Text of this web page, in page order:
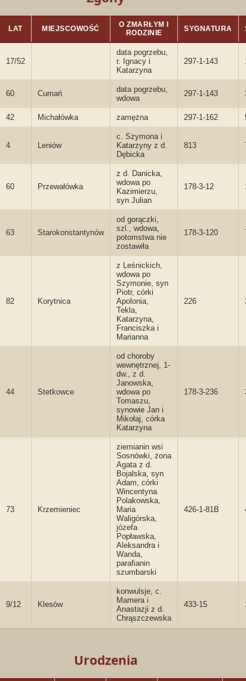
LAT MIEJSCOWOŚĆ
O ZMARŁYM I
RODZINIE
SYGNATURA
17/52
data pogrzebu,
r. Ignacy i
Katarzyna
297-1-143
60 Cumań
data pogrzebu,
wdowa
297-1-143
42 Michałówka zamężna 297-1-162
4 Leniów
c. Szymona i
Katarzyny z d.
Dębicka
813
60 Przewałówka
z d. Danicka,
wdowa po
Kazimierzu,
syn Julian
178-3-12
63 Starokonstantynów
od gorączki,
szl., wdowa,
potomstwa nie
zostawiła
178-3-120
82 Korytnica
z Leśnickich,
wdowa po
Szymonie, syn
Piotr, córki
Apolonia,
Tekla,
Katarzyna,
Franciszka i
Marianna
226
44 Stetkowce
od choroby
wewnętrznej, 1-
dw., z d.
Janowska,
wdowa po
Tomaszu,
synowie Jan i
Mikołaj, córka
Katarzyna
178-3-236
73 Krzemieniec
ziemianin wsi
Sosnówki, żona
Agata z d.
Bojalska, syn
Adam, córki
Wincentyna
Polakowska,
Maria
Waligórska,
józefa
Popławska,
Aleksandra i
Wanda,
parafianin
szumbarski
426-1-81B
9/12 Klesów
konwulsje, c.
Mamera i
Anastazji z d.
Chrąszczewska
433-15
Urodzenia